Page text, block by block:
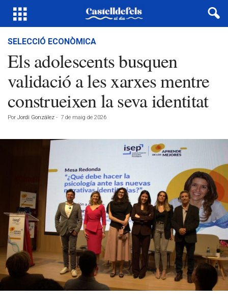
SELECCIÓ ECONÒMICA
Els adolescents busquen
validació a les xarxes mentre
construeixen la seva identitat
Por Jordi González - 7 de maig de 2026